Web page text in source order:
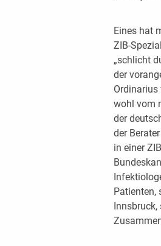
Eines hat
ZIB-
„schlicht
der
wohl vom
der
der
in einer
Patienten,
Innsbruck,